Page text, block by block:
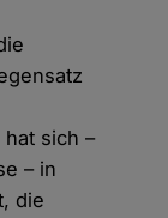
sich –
– in
die